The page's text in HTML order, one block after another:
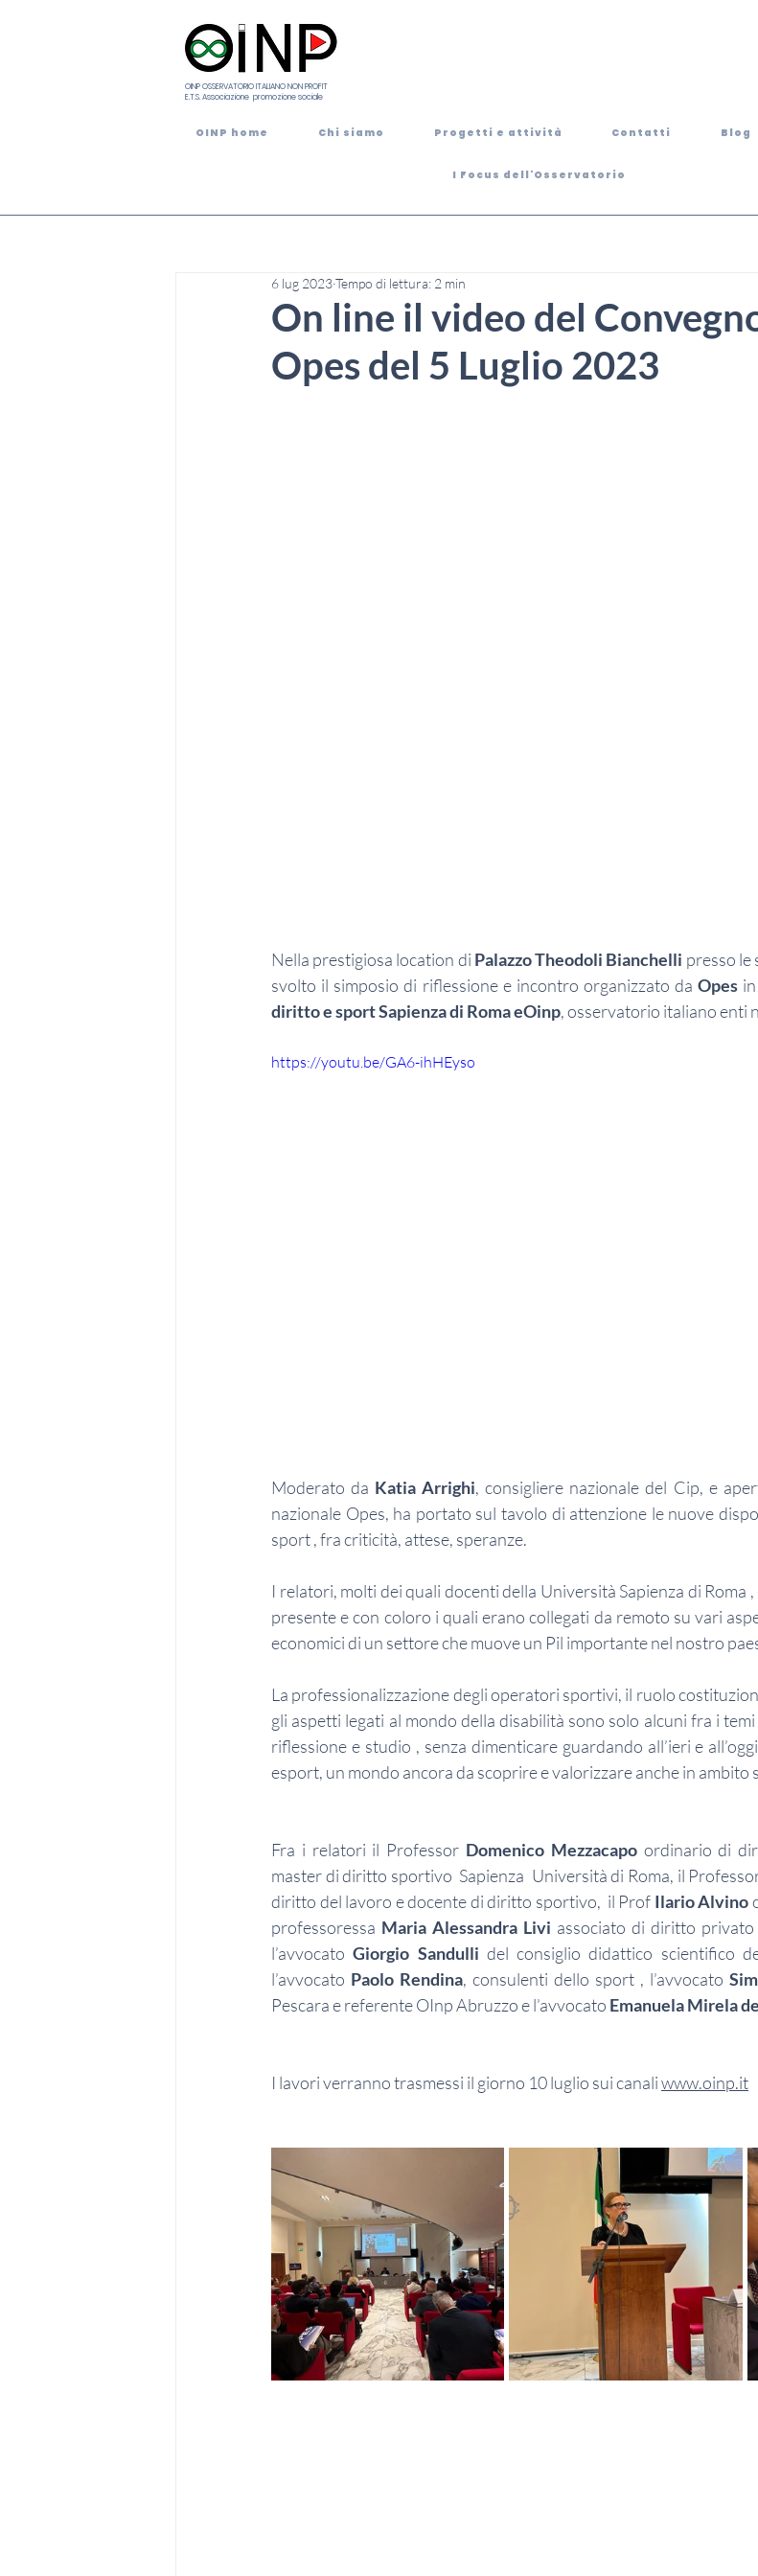
OINP OSSERVATORIO ITALIANO NON PROFIT
E.T.S. Associazione promozione sociale
OINP home Chi siamo Progetti e attività Contatti Blog
I Focus dell'Osservatorio
On line il video del
Opes del 5 Luglio 2023
6 lug 2023Tempo di lettura: 2 min
Nella prestigiosa location di Palazzo Theodoli Bianchelli presso le
svolto il simposio di riflessione e incontro organizzato da Opes
diritto e sport Sapienza di Roma eOinp, osservatorio italiano enti
https://youtu.be/GA6-ihHEyso
Moderato da Katia Arrighi, consigliere nazionale del Cip, e
nazionale Opes, ha portato sul tavolo di attenzione le nuove
sport , fra criticità, attese, speranze.
I relatori, molti dei quali docenti della Università Sapienza di
presente e con coloro i quali erano collegati da remoto su vari
economici di un settore che muove un Pil importante nel nostro
La professionalizzazione degli operatori sportivi, il ruolo
gli aspetti legati al mondo della disabilità sono solo alcuni fra i
riflessione e studio , senza dimenticare guardando all’ieri e
esport, un mondo ancora da scoprire e valorizzare anche in ambito
Fra i relatori il Professor Domenico Mezzacapo ordinario di
master di diritto sportivo  Sapienza  Università di Roma, il
diritto del lavoro e docente di diritto sportivo,  il Prof Ilario Alvino
professoressa Maria Alessandra Livi associato di diritto
l’avvocato Giorgio Sandulli del consiglio didattico scientifico
l’avvocato Paolo Rendina, consulenti dello sport , l’avvocato
Pescara e referente OInp Abruzzo e l’avvocato Emanuela Mirela
I lavori verranno trasmessi il giorno 10 luglio sui canali www.oinp.it